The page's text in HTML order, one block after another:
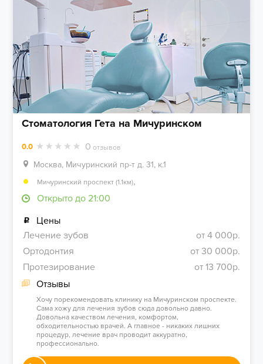
Стоматология Гета на Мичуринском
0.0 0 отзывов
Москва, Мичуринский пр-т д. 31, к.1
Мичуринский проспект (1.1км),
Открыто до 21:00
Цены
Лечение зубов
от 4 000р.
Ортодонтия
от 30 000р.
Протезирование
от 13 700р.
Отзывы
Хочу порекомендовать клинику на Мичуринском проспекте.
Сама хожу для лечения зубов сюда довольно давно.
Довольна качеством лечения, комфортом,
обходительностью врачей. А главное - никаких лишних
процедур, лечение врач проводит аккуратно,
профессионально.